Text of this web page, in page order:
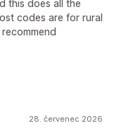
this does all the
codes are for rural
28. červenec 2026